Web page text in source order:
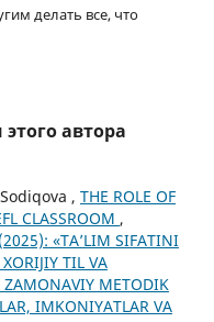
делать все, что
автора
, THE ROLE OF
CLASSROOM ,
«TA’LIM SIFATINI
TIL VA
METODIK
IMKONIYATLAR VA